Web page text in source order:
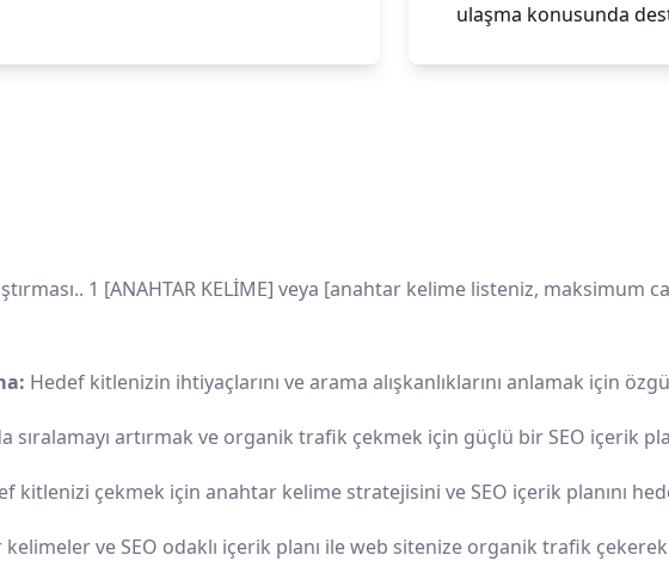
ulaşma konusunda
1 [ANAHTAR KELİME] veya [anahtar kelime listeniz,
Hedef kitlenizin ihtiyaçlarını ve arama alışkanlıklarını anlamak için
sıralamayı artırmak ve organik trafik çekmek için güçlü bir SEO içerik
kitlenizi çekmek için anahtar kelime stratejisini ve SEO içerik planını
ve SEO odaklı içerik planı ile web sitenize organik trafik çekerek